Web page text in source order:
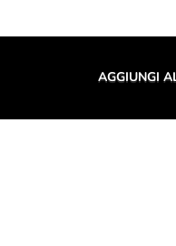
AGGIUNGI